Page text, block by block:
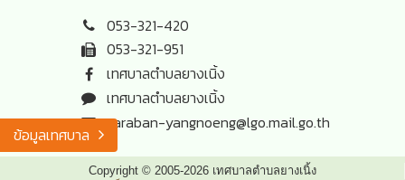
ข้อมูลเทศบาล
053-321-420
053-321-951
เทศบาลตำบลยางเนิ้ง
เทศบาลตำบลยางเนิ้ง
saraban-yangnoeng@lgo.mail.go.th
Copyright © 2005-2026 เทศบาลตำบลยางเนิ้ง